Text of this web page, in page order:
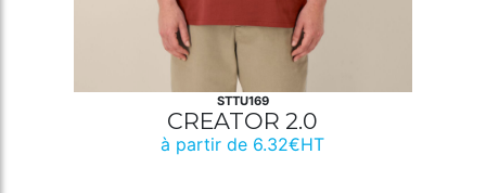
STTU169
CREATOR 2.0
à partir de 6.32€HT